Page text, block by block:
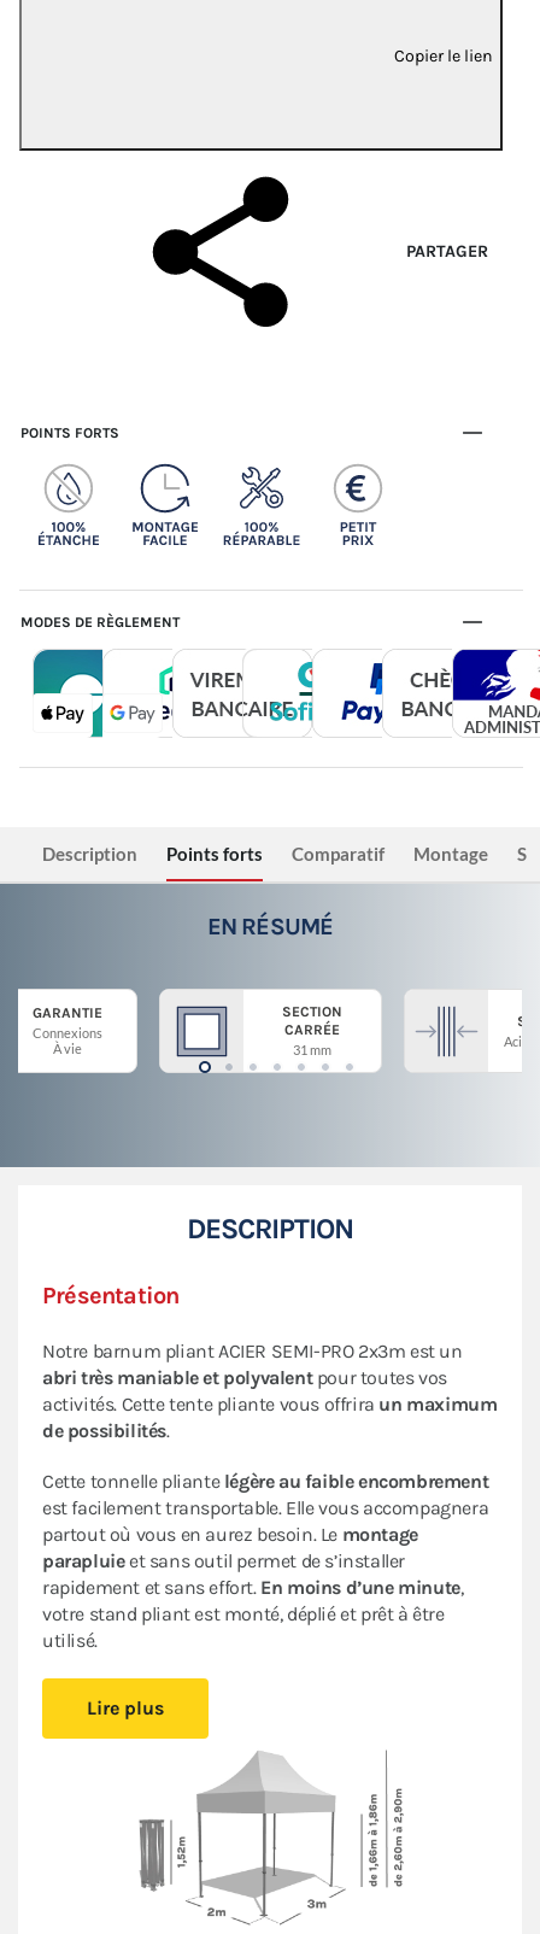
Copier le lien
PARTAGER
POINTS FORTS
MODES DE RÈGLEMENT
Description Points forts Comparatif Montage
EN RÉSUMÉ
GARANTIE
Connexions
À vie
SECTION
CARRÉE
31 mm
Acier
DESCRIPTION
Présentation
Notre barnum pliant ACIER SEMI-PRO 2x3m est un
abri très maniable et polyvalentpour toutes vos
activités. Cette tente pliante vous offrira un maximum
de possibilités.
Cette tonnelle pliante légère au faible encombrement
est facilement transportable. Elle vous accompagnera
partout où vous en aurez besoin. Le montage
parapluieet sans outil permet de s’installer
rapidement et sans effort. En moins d’une minute,
votre stand pliant est monté, déplié et prêt à être
utilisé.
320gr/m² est renforcée au niveau des angles. Elle est
complètement étanche
. L’armature en acier dotée
d’une peinture antirouille garantit sa durabilité pour
utilisation occasionnelle à régulière
Ce stand pliant est polyvalent à un tarif très
abordable pour les particuliers et les professionnels
pack de 4 bâches latéralesassorti (3 murs pleins et
Lire plus